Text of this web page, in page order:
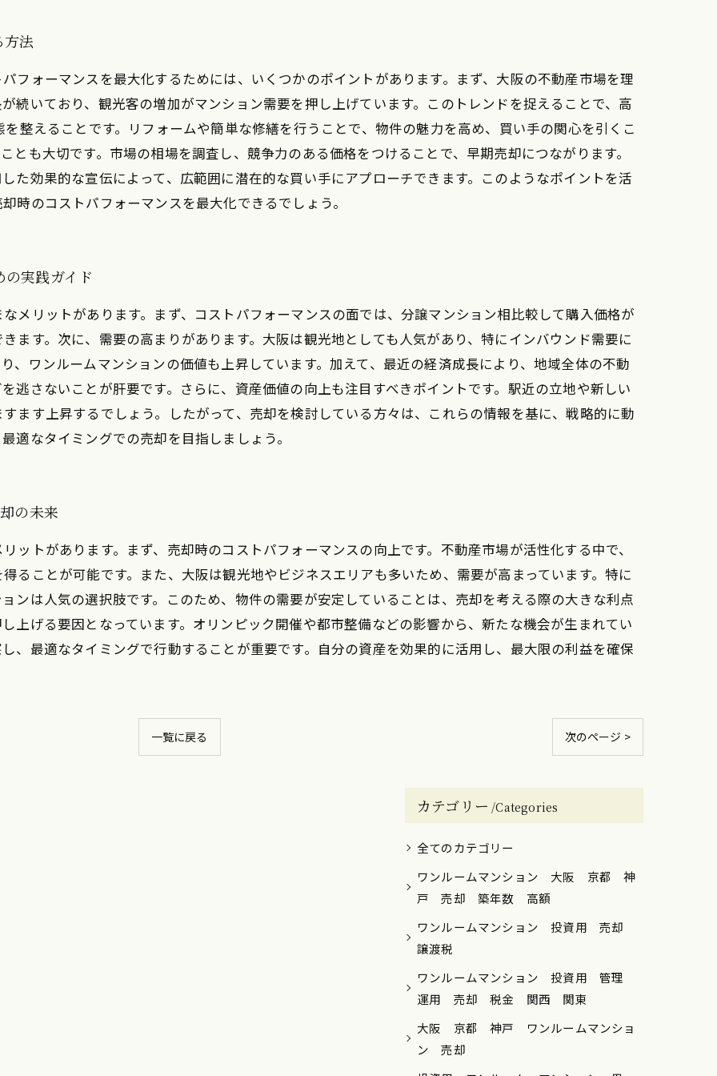
法
フォーマンスを最大化するためには、いくつかのポイントがあります。まず、大阪の不動産市場を理
続いており、観光客の増加がマンション需要を押し上げています。このトレンドを捉えることで、高
整えることです。リフォームや簡単な修繕を行うことで、物件の魅力を高め、買い手の関心を引くこ
とも大切です。市場の相場を調査し、競争力のある価格をつけることで、早期売却につながります。
た効果的な宣伝によって、広範囲に潜在的な買い手にアプローチできます。このようなポイントを活
時のコストパフォーマンスを最大化できるでしょう。
実践ガイド
メリットがあります。まず、コストパフォーマンスの面では、分譲マンション相比較して購入価格が
ます。次に、需要の高まりがあります。大阪は観光地としても人気があり、特にインバウンド需要に
、ワンルームマンションの価値も上昇しています。加えて、最近の経済成長により、地域全体の不動
逃さないことが肝要です。さらに、資産価値の向上も注目すべきポイントです。駅近の立地や新しい
ます上昇するでしょう。したがって、売却を検討している方々は、これらの情報を基に、戦略的に動
適なタイミングでの売却を目指しましょう。
の未来
ットがあります。まず、売却時のコストパフォーマンスの向上です。不動産市場が活性化する中で、
ることが可能です。また、大阪は観光地やビジネスエリアも多いため、需要が高まっています。特に
ンは人気の選択肢です。このため、物件の需要が安定していることは、売却を考える際の大きな利点
上げる要因となっています。オリンピック開催や都市整備などの影響から、新たな機会が生まれてい
、最適なタイミングで行動することが重要です。自分の資産を効果的に活用し、最大限の利益を確保
一覧に戻る 次のページ >
カテゴリー Categories
全てのカテゴリー
ワンルームマンション 大阪 京都 神
戸 売却 築年数 高額
ワンルームマンション 投資用 売却
譲渡税
ワンルームマンション 投資用 管理
運用 売却 税金 関西 関東
大阪 京都 神戸 ワンルームマンショ
ン 売却